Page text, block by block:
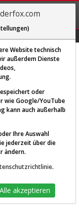
REGIS-
TRIEREN
für
von
Website technisch
außerdem Dienste
oder
wie Google/YouTube
kann auch außerhalb
Ihre Auswahl
jederzeit über die
ändern.
.
Alle akzeptieren